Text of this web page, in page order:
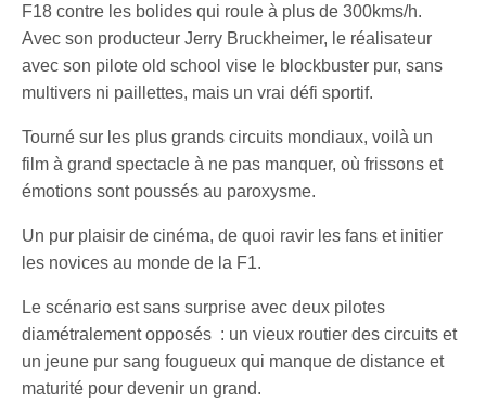
F18 contre les bolides qui roule à plus de 300kms/h.
Avec son producteur Jerry Bruckheimer, le réalisateur
avec son pilote old school vise le blockbuster pur, sans
multivers ni paillettes, mais un vrai défi sportif.
Tourné sur les plus grands circuits mondiaux, voilà un
film à grand spectacle à ne pas manquer, où frissons et
émotions sont poussés au paroxysme.
Un pur plaisir de cinéma, de quoi ravir les fans et initier
les novices au monde de la F1.
Le scénario est sans surprise avec deux pilotes
diamétralement opposés : un vieux routier des circuits et
un jeune pur sang fougueux qui manque de distance et
maturité pour devenir un grand.